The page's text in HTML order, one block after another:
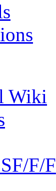
Wiki
F/F